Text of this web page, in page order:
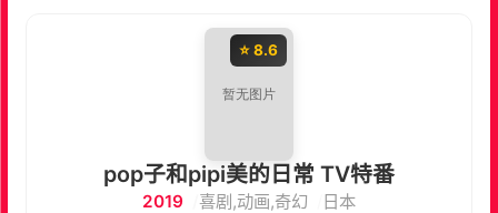
⭐ 8.6
pop子和pipi美的日常 TV特番
2019 喜剧,动画,奇幻
日本